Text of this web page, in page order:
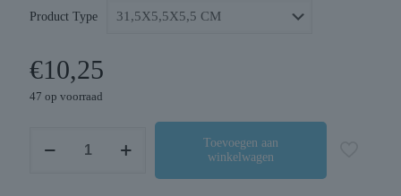
tot
Product Type
€10,25
47 op voorraad
Toevoegen aan
winkelwagen